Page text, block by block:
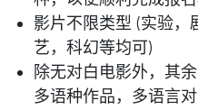
影片不限类型 (实验，
艺，科幻等均可)
除无对白电影外，其
多语种作品，多语言